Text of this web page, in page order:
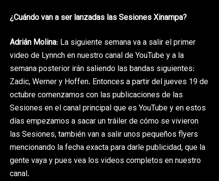
¿Cuándo van a ser lanzadas las Sesiones Xinampa?
Adrián Molina: La siguiente semana va a salir el primer
video de Lynnch en nuestro canal de YouTube y a la
semana posterior irán saliendo las bandas siguientes:
Zadic, Werner y Hoffen. Entonces a partir del jueves 19 de
octubre comenzamos con las publicaciones de las
Sesiones en el canal principal que es YouTube y en estos
días empezamos a sacar un tráiler de cómo se vivieron
las Sesiones, también van a salir unos pequeños flyers
mencionando la fecha exacta para darle publicidad, que la
gente vaya y pues vea los videos completos en nuestro
canal.